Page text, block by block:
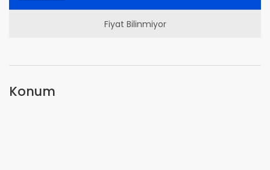
Fiyat Bilinmiyor
Konum